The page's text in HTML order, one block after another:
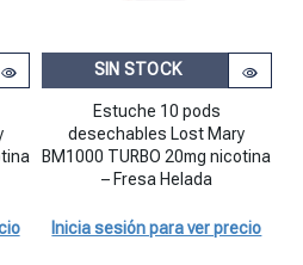
Lost Mary BM1000 TURBO 20mg
SIN STOCK
Estuche 10 pods
desechables Lost Mary
BM1000 TURBO 20mg nicotina
– Fresa Helada
Inicia sesión para ver precio